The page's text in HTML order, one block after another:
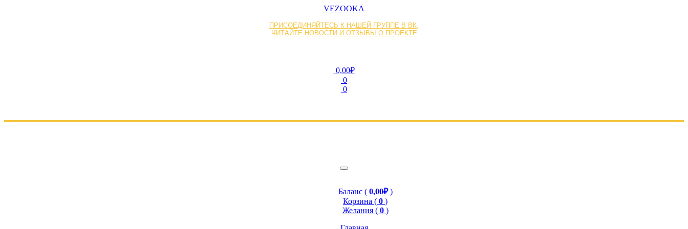
VEZOOKA
ПРИСОЕДИНЯЙТЕСЬ К НАШЕЙ ГРУППЕ В ВК,
ЧИТАЙТЕ НОВОСТИ И ОТЗЫВЫ О ПРОЕКТЕ
0,00₽
0
0
Баланс ( 0,00₽)
Корзина ( 0 )
Желания ( 0 )